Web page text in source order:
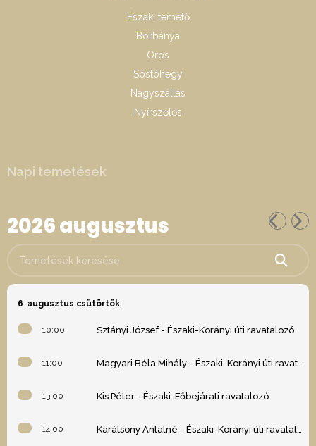
Északi temető
Borbánya
Oros
Sóstóhegy
Nagyszállás
Nyírszőlős
Napi temetések
2026 augusztus
6 augusztus csütörtök
10:00 Sztányi József - Északi-Korányi úti ravatalozó
11:00 Magyari Béla Mihály - Északi-Korányi úti ravatalozó
13:00 Kis Péter - Északi-Főbejárati ravatalozó
14:00 Karátsony Antalné - Északi-Korányi úti ravatalozó